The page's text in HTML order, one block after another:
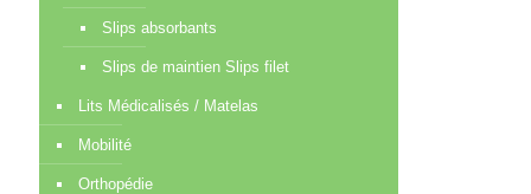
Slips absorbants
Slips de maintien Slips filet
Lits Médicalisés / Matelas
Mobilité
Orthopédie